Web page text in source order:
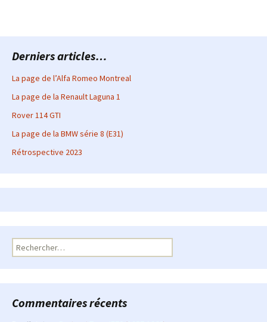
Derniers articles…
La page de l’Alfa Romeo Montreal
La page de la Renault Laguna 1
Rover 114 GTI
La page de la BMW série 8 (E31)
Rétrospective 2023
Rechercher :
Commentaires récents